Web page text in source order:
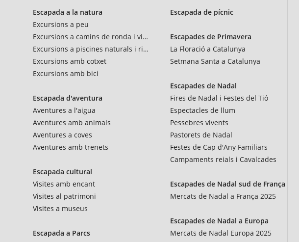
Escapada a la natura
Excursions a peu
Excursions a camins de ronda i vies verdes
Excursions a piscines naturals i rius
Excursions amb cotxet
Excursions amb bici
Escapada d'aventura
Aventures a l'aigua
Aventures amb animals
Aventures a coves
Aventures amb trenets
Escapada cultural
Visites amb encant
Visites al patrimoni
Visites a museus
Escapada a Parcs
Escapada de pícnic
Escapades de Primavera
La Floració a Catalunya
Setmana Santa a Catalunya
Escapades de Nadal
Fires de Nadal i Festes del Tió
Espectacles de llum
Pessebres vivents
Pastorets de Nadal
Festes de Cap d'Any Familiars
Campaments reials i Cavalcades
Escapades de Nadal sud de França
Mercats de Nadal a França 2025
Escapades de Nadal a Europa
Mercats de Nadal Europa 2025